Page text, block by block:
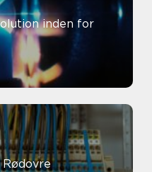
inden for